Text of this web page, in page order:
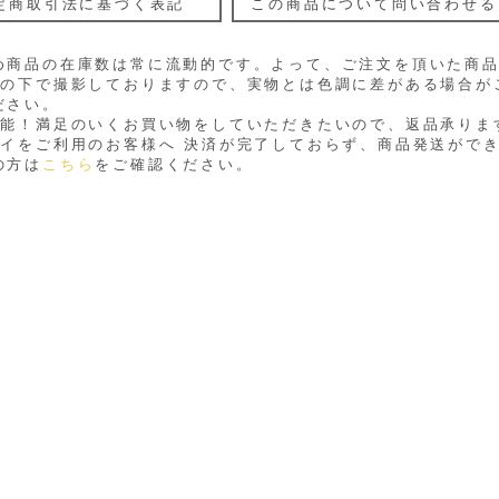
商品の在庫数は常に流動的です。よって、ご注文を頂いた商
下で撮影しておりますので、実物とは色調に差がある場合
い。
！満足のいくお買い物をしていただきたいので、返品承りま
をご利用のお客様へ 決済が完了しておらず、商品発送がで
方は こちら をご確認ください。